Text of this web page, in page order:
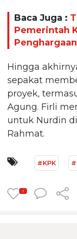
Baca Juga :
Pemerintah
Hingga
sepakat
proyek,
Agung. Firli
untuk Nurdin
Rahmat.
#KPK
1